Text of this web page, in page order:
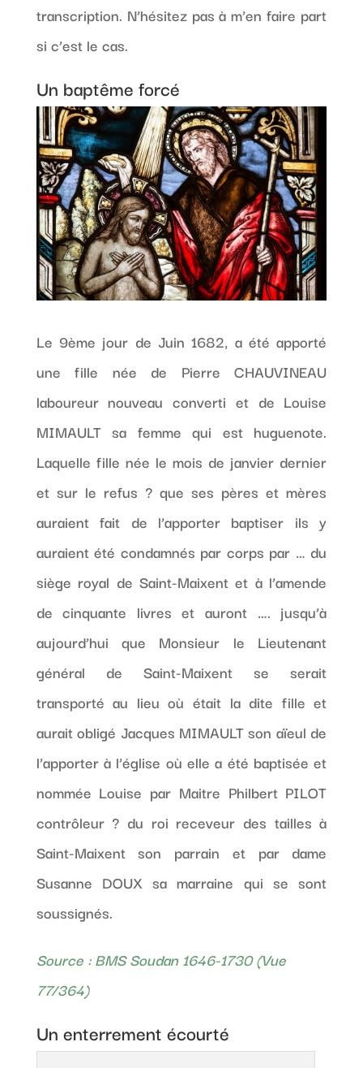
transcription. N’hésitez pas à m’en faire part
si c’est le cas.
Un baptême forcé
Le 9ème jour de Juin 1682, a été apporté
une fille née de Pierre CHAUVINEAU
laboureur nouveau converti et de Louise
MIMAULT sa femme qui est huguenote.
Laquelle fille née le mois de janvier dernier
et sur le refus ? que ses pères et mères
auraient fait de l’apporter baptiser ils y
auraient été condamnés par corps par … du
siège royal de Saint-Maixent et à l’amende
de cinquante livres et auront …. jusqu’à
aujourd’hui que Monsieur le Lieutenant
général de Saint-Maixent se serait
transporté au lieu où était la dite fille et
aurait obligé Jacques MIMAULT son aïeul de
l’apporter à l’église où elle a été baptisée et
nommée Louise par Maitre Philbert PILOT
contrôleur ? du roi receveur des tailles à
Saint-Maixent son parrain et par dame
Susanne DOUX sa marraine qui se sont
soussignés.
Source : BMS Soudan 1646-1730 (Vue
77/364)
Un enterrement écourté